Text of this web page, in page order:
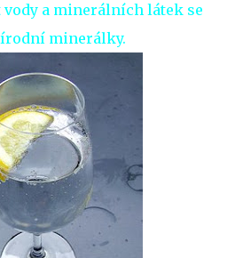
a minerálních látek se
minerálky.